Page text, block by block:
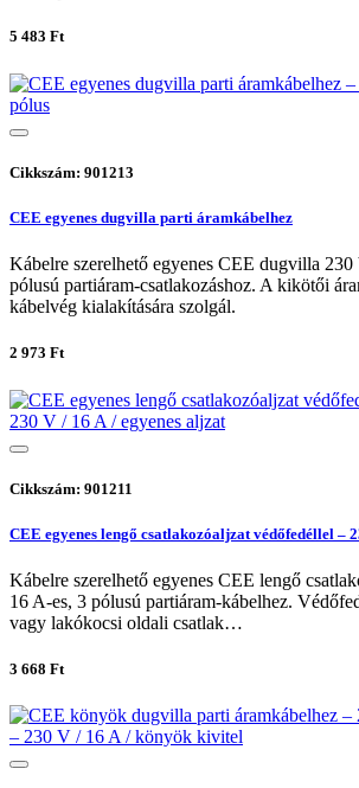
5 483 Ft
Cikkszám: 901213
CEE egyenes dugvilla parti áramkábelhez
Kábelre szerelhető egyenes CEE dugvilla
pólusú partiáram-csatlakozáshoz. A kikötői
kábelvég kialakítására szolgál.
2 973 Ft
Cikkszám: 901211
CEE egyenes lengő csatlakozóaljzat védőfedéllel –
Kábelre szerelhető egyenes CEE lengő
16 A-es, 3 pólusú partiáram-kábelhez.
vagy lakókocsi oldali csatlak…
3 668 Ft